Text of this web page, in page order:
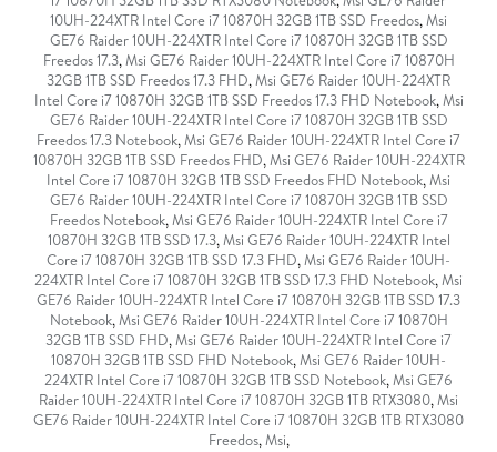
10UH-224XTR Intel Core i7 10870H 32GB 1TB SSD Freedos,Msi
GE76 Raider 10UH-224XTR Intel Core i7 10870H 32GB 1TB SSD
Freedos 17.3,Msi GE76 Raider 10UH-224XTR Intel Core i7 10870H
32GB 1TB SSD Freedos 17.3 FHD,Msi GE76 Raider 10UH-224XTR
Intel Core i7 10870H 32GB 1TB SSD Freedos 17.3 FHD Notebook,Msi
GE76 Raider 10UH-224XTR Intel Core i7 10870H 32GB 1TB SSD
Freedos 17.3 Notebook,Msi GE76 Raider 10UH-224XTR Intel Core i7
10870H 32GB 1TB SSD Freedos FHD,Msi GE76 Raider 10UH-224XTR
Intel Core i7 10870H 32GB 1TB SSD Freedos FHD Notebook,Msi
GE76 Raider 10UH-224XTR Intel Core i7 10870H 32GB 1TB SSD
Freedos Notebook,Msi GE76 Raider 10UH-224XTR Intel Core i7
10870H 32GB 1TB SSD 17.3,Msi GE76 Raider 10UH-224XTR Intel
Core i7 10870H 32GB 1TB SSD 17.3 FHD,Msi GE76 Raider 10UH-
224XTR Intel Core i7 10870H 32GB 1TB SSD 17.3 FHD Notebook,Msi
GE76 Raider 10UH-224XTR Intel Core i7 10870H 32GB 1TB SSD 17.3
Notebook,Msi GE76 Raider 10UH-224XTR Intel Core i7 10870H
32GB 1TB SSD FHD,Msi GE76 Raider 10UH-224XTR Intel Core i7
10870H 32GB 1TB SSD FHD Notebook,Msi GE76 Raider 10UH-
224XTR Intel Core i7 10870H 32GB 1TB SSD Notebook,Msi GE76
Raider 10UH-224XTR Intel Core i7 10870H 32GB 1TB RTX3080,Msi
GE76 Raider 10UH-224XTR Intel Core i7 10870H 32GB 1TB RTX3080
Freedos,Msi,